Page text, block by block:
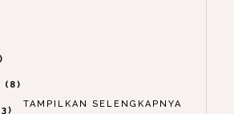
8
3
TAMPILKAN SELENGKAPNYA